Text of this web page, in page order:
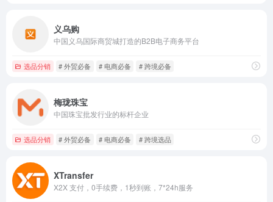
义乌购
中国义乌国际商贸城打造的B2B电子商务平台
选品分销 # 外贸必备 # 电商必备 # 跨境必备
梅珑珠宝
中国珠宝批发行业的标杆企业
选品分销 # 外贸必备 # 电商必备 # 跨境选品
XTransfer
X2X 支付，0手续费，1秒到账，7*24h服务